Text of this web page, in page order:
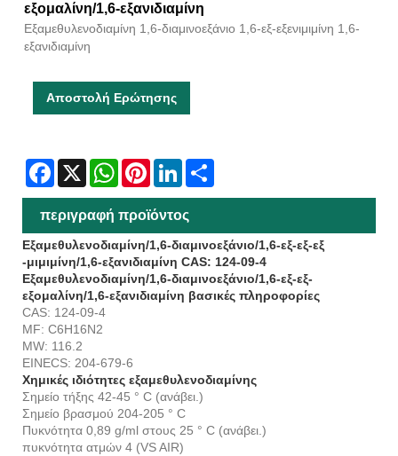
εξομαλίνη/1,6-εξανιδιαμίνη
Εξαμεθυλενοδιαμίνη 1,6-διαμινοεξάνιο 1,6-εξ-εξενιμιμίνη 1,6-
εξανιδιαμίνη
Αποστολή Ερώτησης
Facebook
X WhatsAppPinterestLinkedIn
περιγραφή προϊόντος
Εξαμεθυλενοδιαμίνη/1,6-διαμινοεξάνιο/1,6-εξ-εξ-εξ
-μιμιμίνη/1,6-εξανιδιαμίνη CAS: 124-09-4
Εξαμεθυλενοδιαμίνη/1,6-διαμινοεξάνιο/1,6-εξ-εξ-
εξομαλίνη/1,6-εξανιδιαμίνη βασικές πληροφορίες
CAS: 124-09-4
MF: C6H16N2
MW: 116.2
EINECS: 204-679-6
Χημικές ιδιότητες εξαμεθυλενοδιαμίνης
Σημείο τήξης 42-45 ° C (ανάβει.)
Σημείο βρασμού 204-205 ° C
Πυκνότητα 0,89 g/ml στους 25 ° C (ανάβει.)
πυκνότητα ατμών 4 (VS AIR)